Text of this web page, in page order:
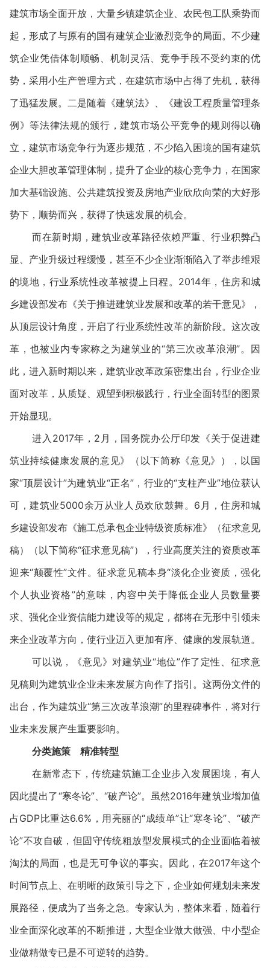
建筑市场全面开放，大量乡镇建筑企业、农民包工队乘势而
起，形成了与原有的国有建筑企业激烈竞争的局面。不少建
筑企业凭借体制顺畅、机制灵活、竞争手段不受约束的优
势，采用小生产管理方式，在建筑市场中占得了先机，获得
了迅猛发展。二是随着《建筑法》、《建设工程质量管理条
例》等法律法规的颁行，建筑市场公平竞争的规则得以确
立，建筑市场竞争行为逐步规范，不少陷入困境的国有建筑
企业大胆改革管理体制，提升了企业的核心竞争力，在国家
加大基础设施、公共建筑投资及房地产业欣欣向荣的大好形
势下，顺势而兴，获得了快速发展的机会。
而在新时期，建筑业改革路径依赖严重、行业积弊凸
显、产业升级过程缓慢，甚至不少企业渐渐陷入了举步维艰
的境地，行业系统性改革被提上日程。2014年，住房和城
乡建设部发布《关于推进建筑业发展和改革的若干意见》，
从顶层设计角度，开启了行业系统性改革的新阶段。这次改
革，也被业内专家称之为建筑业的“第三次改革浪潮”。因
此，进入新时期以来，建筑业改革政策密集出台，行业企业
面对改革，从质疑、观望到积极践行，行业全面转型的图景
开始显现。
进入2017年，2月，国务院办公厅印发《关于促进建
筑业持续健康发展的意见》（以下简称《意见》），以国
家“顶层设计”为建筑业“正名”，行业的“支柱产业”地位获认
可，建筑业5000余万从业人员欢欣鼓舞。6月，住房和城
乡建设部发布《施工总承包企业特级资质标准》（征求意见
稿）（以下简称“征求意见稿”），行业高度关注的资质改革
迎来“颠覆性”文件。征求意见稿本身“淡化企业资质，强化
个人执业资格”的意味，内容中关于降低企业人员数量要
求、强化企业资信能力建设等的规定，都将在无形中引领未
来企业改革方向，使行业迈入更加有序、健康的发展轨道。
可以说，《意见》对建筑业“地位”作了定性、征求意
见稿则为建筑业企业未来发展方向作了指引。这两份文件的
出台，作为建筑业“第三次改革浪潮”的里程碑事件，将对行
业未来发展产生重要影响。
分类施策 精准转型
在新常态下，传统建筑施工企业步入发展困境，有人
因此提出了“寒冬论”、“破产论”。虽然2016年建筑业增加值
占GDP比重达6.6%，用亮丽的“成绩单”让“寒冬论”、“破产
论”不攻自破，但固守传统粗放型发展模式的企业面临着被
淘汰的局面，也是无可争议的事实。因此，在2017年这个
时间节点上、在明晰的政策引导之下，企业如何规划未来发
展路径，便成为了当务之急。专家认为，整体来看，随着行
业全面深化改革的不断推进，大型企业做大做强、中小型企
业做精做专已是不可逆转的趋势。